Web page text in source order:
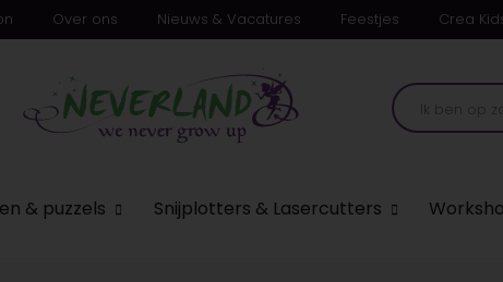
Over ons Nieuws & Vacatures Feestjes Crea
& puzzels Snijplotters & Lasercutters